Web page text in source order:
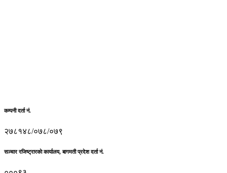
कम्पनी दर्ता नं.
२७८१४८/०७८/०७९
सञ्चार रजिष्ट्रारकाे कार्यालय, बागमती प्रदेश दर्ता नं.